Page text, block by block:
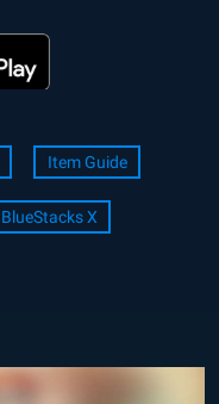
Item Guide
BlueStacks X